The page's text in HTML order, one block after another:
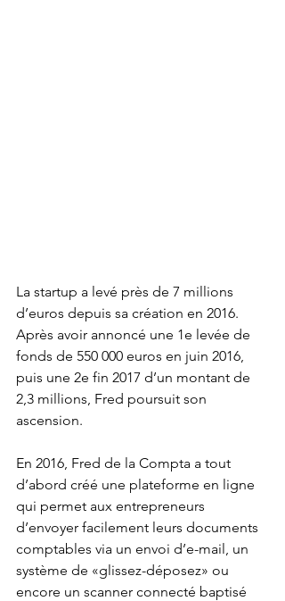
La startup a levé près de 7 millions
d’euros depuis sa création en 2016.
Après avoir annoncé une 1e levée de
fonds de 550 000 euros en juin 2016,
puis une 2e fin 2017 d’un montant de
2,3 millions, Fred poursuit son
ascension.
En 2016, Fred de la Compta a tout
d’abord créé une plateforme en ligne
qui permet aux entrepreneurs
d’envoyer facilement leurs documents
comptables via un envoi d’e-mail, un
système de «glissez-déposez» ou
encore un scanner connecté baptisé